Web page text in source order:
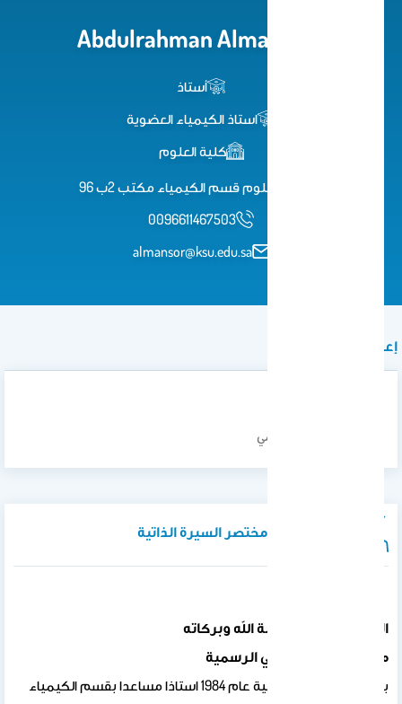
Abdulrahman Almansour
أستاذ
استاذ الكيمياء العضوية
كلية العلوم
كلية العلوم قسم الكيمياء مكتب 2ب 96
0096611467503
almansor@ksu.edu.sa
إعلان
تم اضافة رابط تعليمي
نبذة تعريفية / مختصر السيرة الذاتية
السلام عليكم ورحمة الله وبركاته
مرحبا بكم في صفحتي الرسمية
بدأت مسيرتي الاكاديمية عام 1984 استاذا مساعدا بقسم الكيمياء